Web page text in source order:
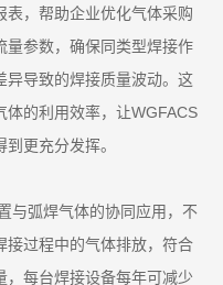
表，帮助企业优化气体采购
量参数，确保同类型焊接作
异导致的焊接质量波动。这
的利用效率，让WGFACS
更充分发挥。
与弧焊气体的协同应用，不
接过程中的气体排放，符合
，每台焊接设备每年可减少